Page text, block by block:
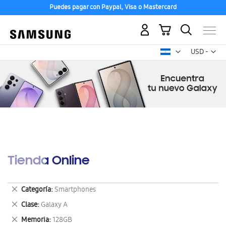
Puedes pagar con Paypal, Visa o Mastercard
USD -
dólar
Mi carrito
Tienda Online
Categoría Smartphones
Eliminar
este
artículo
Clase Galaxy A
Eliminar
este
Memoria 128GB
Eliminar